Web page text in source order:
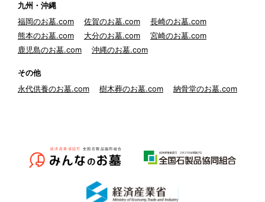
九州・沖縄
福岡のお墓.com
佐賀のお墓.com
長崎のお墓.com
熊本のお墓.com
大分のお墓.com
宮崎のお墓.com
鹿児島のお墓.com
沖縄のお墓.com
その他
永代供養のお墓.com
樹木葬のお墓.com 納骨堂のお墓.com